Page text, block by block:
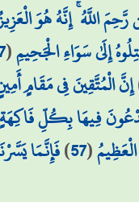
رَّحِمَ اللَّهُ ۚ إِنَّهُ هُوَ
إِلَىٰ سَوَاءِ الْجَحِيمِ(
إِنَّ الْمُتَّقِينَ فِي مَقَامٍ
فِيهَا بِكُلِّ
(
57
)فَإِنَّمَا